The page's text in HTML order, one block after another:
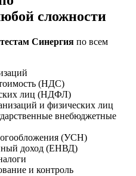
сложности
Синергия по всем
(НДС)
лиц (НДФЛ)
и физических лиц
внебюджетные
(УСН)
доход (ЕНВД)
и контроль